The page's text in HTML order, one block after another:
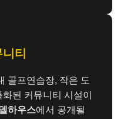
티
골프연습장, 작은 도
된 커뮤니티 시설이
하우스에서 공개될